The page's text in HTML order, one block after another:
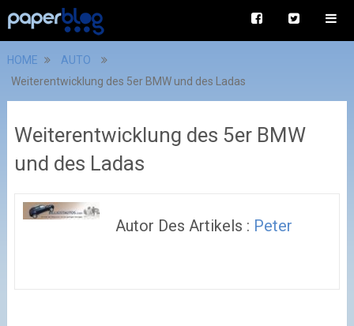
HOME
AUTO
Weiterentwicklung des 5er BMW und des Ladas
Weiterentwicklung des 5er BMW
und des Ladas
Autor Des Artikels : Peter